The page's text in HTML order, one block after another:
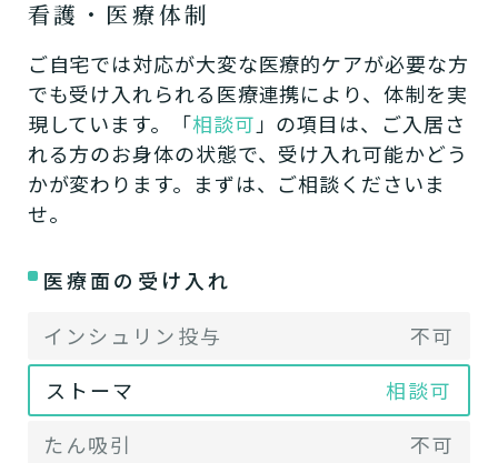
看護・医療体制
ご自宅では対応が大変な医療的ケアが必要な方
でも受け入れられる医療連携により、体制を実
現しています。「相談可 」の項目は、ご入居さ
れる方のお身体の状態で、受け入れ可能かどう
かが変わります。まずは、ご相談くださいま
せ。
医療面の受け入れ
インシュリン投与
不可
ストーマ
相談可
たん吸引
不可